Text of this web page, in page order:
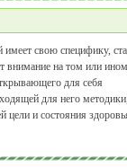
свою специфику,
внимание на том или ином
для себя
для него
цели и состояния